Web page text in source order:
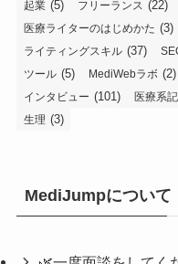
起業 (5) フリーランス (22)
医療ライターのはじめかた (3)
ライティングスキル (37)
ツール (5) MediWebラボ (2)
インタビュー (101) 医療系
生理 (3)
MediJumpについて